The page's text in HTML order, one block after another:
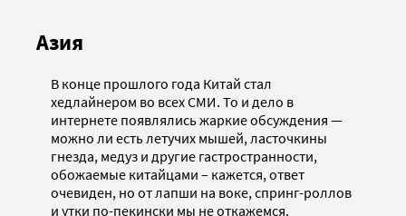
Азия
В конце прошлого года Китай стал
хедлайнером во всех СМИ. То и дело в
интернете появлялись жаркие обсуждения —
можно ли есть летучих мышей, ласточкины
гнезда, медуз и другие гастространности,
обожаемые китайцами – кажется, ответ
очевиден, но от лапши на воке, спринг-роллов
и утки по-пекински мы не откажемся.